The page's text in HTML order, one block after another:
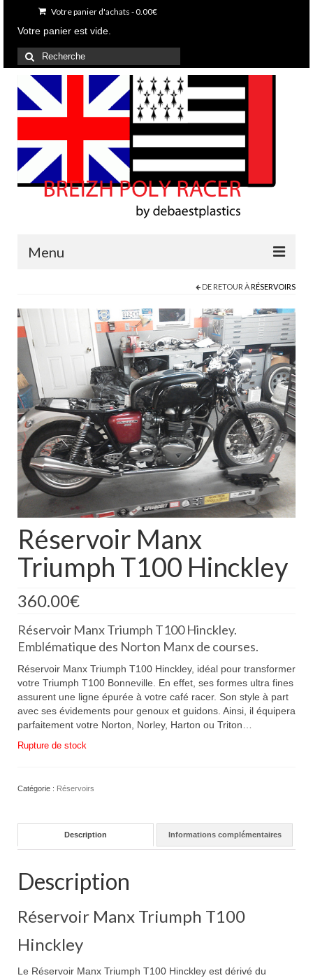
Votre panier d'achats -0.00€
Votre panier est vide.
Rechercher
:
Menu
Projets en cours
Mon compte
Mon panier
Nous contacter
Nous situer
DE RETOUR ÀRÉSERVOIRS
Réservoir Manx
Triumph T100 Hinckley
360.00€
Réservoir Manx Triumph T100 Hinckley.
Emblématique des Norton Manx de courses.
Réservoir Manx Triumph T100 Hinckley, idéal pour transformer
votre Triumph T100 Bonneville. En effet, ses formes ultra fines
assurent une ligne épurée à votre café racer. Son style à part
avec ses évidements pour genoux et guidons. Ainsi, il équipera
parfaitement votre Norton, Norley, Harton ou Triton…
Rupture de stock
Catégorie : Réservoirs
Description Informations complémentaires
Description
Réservoir Manx Triumph T100
Hinckley
Le Réservoir Manx Triumph T100 Hinckley est dérivé du